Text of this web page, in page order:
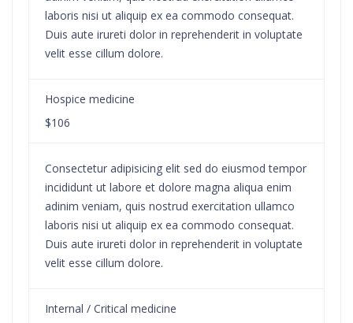
laboris nisi ut aliquip ex ea commodo consequat.
Duis aute irureti dolor in reprehenderit in voluptate
velit esse cillum dolore.
Hospice medicine
$106
Consectetur adipisicing elit sed do eiusmod tempor
incididunt ut labore et dolore magna aliqua enim
adinim veniam, quis nostrud exercitation ullamco
laboris nisi ut aliquip ex ea commodo consequat.
Duis aute irureti dolor in reprehenderit in voluptate
velit esse cillum dolore.
Internal / Critical medicine